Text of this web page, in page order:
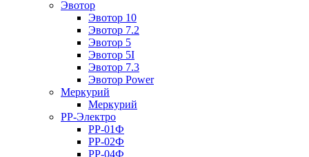
Эвотор
Эвотор 10
Эвотор 7.2
Эвотор 5
Эвотор 5I
Эвотор 7.3
Эвотор Power
Меркурий
Меркурий
РР-Электро
РР-01Ф
РР-02Ф
РР-04Ф